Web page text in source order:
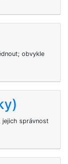
obvykle
jejich správnost